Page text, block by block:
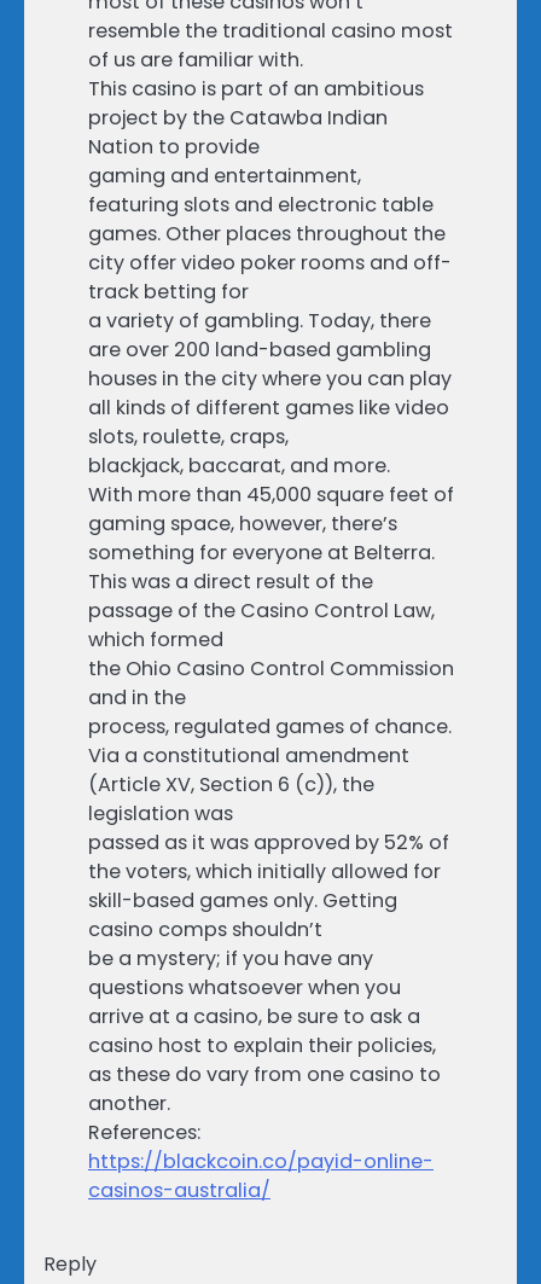
resemble the traditional casino most
of us are familiar with.
This casino is part of an ambitious
project by the Catawba Indian
Nation to provide
gaming and entertainment,
featuring slots and electronic table
games. Other places throughout the
city offer video poker rooms and off-
track betting for
a variety of gambling. Today, there
are over 200 land-based gambling
houses in the city where you can play
all kinds of different games like video
slots, roulette, craps,
blackjack, baccarat, and more.
With more than 45,000 square feet of
gaming space, however, there’s
something for everyone at Belterra.
This was a direct result of the
passage of the Casino Control Law,
which formed
the Ohio Casino Control Commission
and in the
process, regulated games of chance.
Via a constitutional amendment
(Article XV, Section 6 (c)), the
legislation was
passed as it was approved by 52% of
the voters, which initially allowed for
skill-based games only. Getting
casino comps shouldn’t
be a mystery; if you have any
questions whatsoever when you
arrive at a casino, be sure to ask a
casino host to explain their policies,
as these do vary from one casino to
another.
References:
https://blackcoin.co/payid-online-
casinos-australia/
Reply